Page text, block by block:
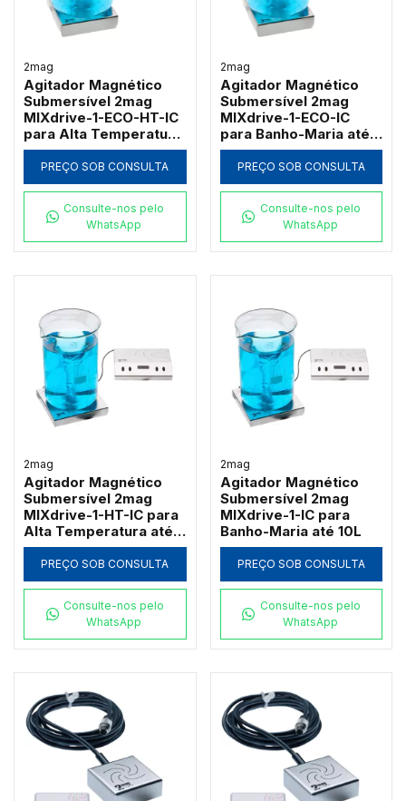
2mag
Agitador Magnético
Submersível 2mag
MIXdrive-1-ECO-HT-IC
para Alta Temperatura
3L
PREÇO SOB CONSULTA
Consulte-nos pelo
WhatsApp
2mag
Agitador Magnético
Submersível 2mag
MIXdrive-1-ECO-IC
para Banho-Maria até
3L
PREÇO SOB CONSULTA
Consulte-nos pelo
WhatsApp
2mag
Agitador Magnético
Submersível 2mag
MIXdrive-1-HT-IC para
Alta Temperatura até
10L
PREÇO SOB CONSULTA
Consulte-nos pelo
WhatsApp
2mag
Agitador Magnético
Submersível 2mag
MIXdrive-1-IC para
Banho-Maria até 10L
PREÇO SOB CONSULTA
Consulte-nos pelo
WhatsApp